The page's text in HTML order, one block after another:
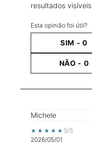
resultados
Esta opinião foi útil?
SIM -0
NÃO - 0
Michele
5 out of 5 stars.
5/5
2026/05/01